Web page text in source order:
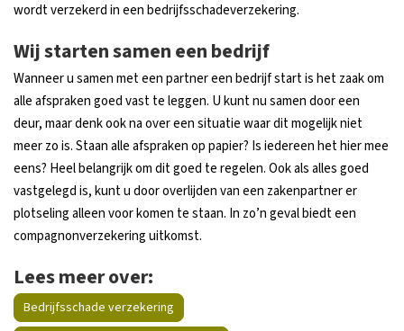
wordt verzekerd in een bedrijfsschadeverzekering.
Wij starten samen een bedrijf
Wanneer u samen met een partner een bedrijf start is het zaak om
alle afspraken goed vast te leggen. U kunt nu samen door een
deur, maar denk ook na over een situatie waar dit mogelijk niet
meer zo is. Staan alle afspraken op papier? Is iedereen het hier mee
eens? Heel belangrijk om dit goed te regelen. Ook als alles goed
vastgelegd is, kunt u door overlijden van een zakenpartner er
plotseling alleen voor komen te staan. In zo’n geval biedt een
compagnonverzekering uitkomst.
Lees meer over:
Bedrijfsschade verzekering